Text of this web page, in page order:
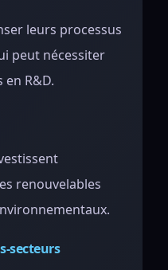
leurs processus
peut nécessiter
R&D.
renouvelables
secteurs